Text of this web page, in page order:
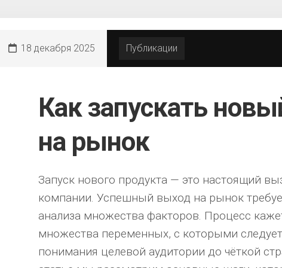
18 декабря 2025 Публикации
Как запускать
на рынок
Запуск нового продукта — это настоящий
компании. Успешный выход на рынок
анализа множества факторов. Процесс
множества переменных, с которыми следует
понимания целевой аудитории до чёткой